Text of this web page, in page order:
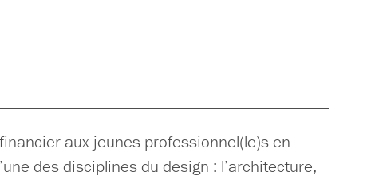
aux jeunes professionnel(le)s en
des disciplines du design : l’architecture,